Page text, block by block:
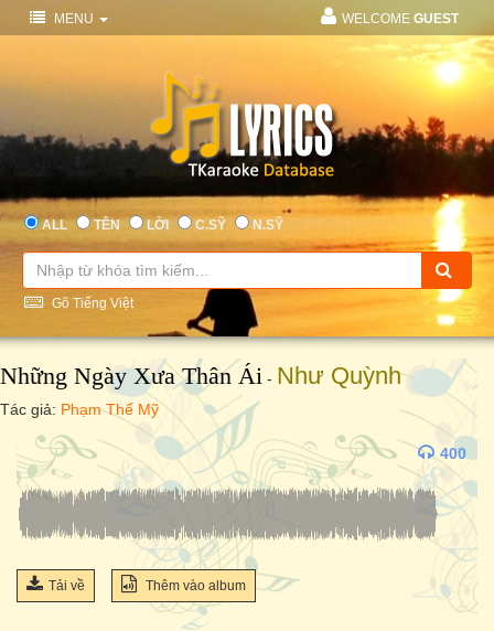
MENU WELCOME GUEST
ALL TÊN LỜI C.SỸ N.SỸ
Gõ Tiếng Việt
Những Ngày Xưa Thân Ái - Như Quỳnh
Tác giả: Phạm Thế Mỹ
400
Tải về Thêm vào album